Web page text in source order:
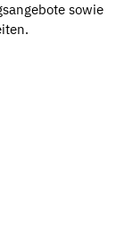
sowie